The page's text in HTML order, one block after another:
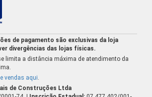
de pagamento são exclusivas da loja
divergências das lojas físicas.
limita a distância máxima de atendimento da
vendas aqui.
de Construções Ltda